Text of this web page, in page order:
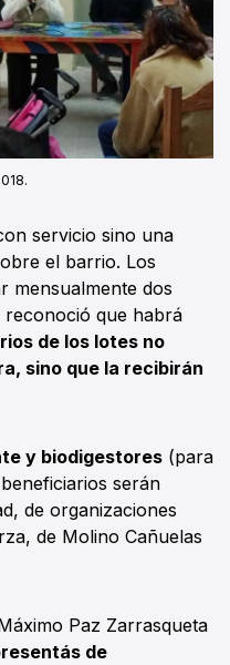
servicio sino una
el barrio. Los
mensualmente dos
reconoció que habrá
de los lotes no
sino que la recibirán
y biodigestores (para
serán
de organizaciones
de Molino Cañuelas
Paz Zarrasqueta
de